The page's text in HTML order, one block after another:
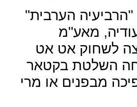
"הרביעיה הערבית"
מאע"מ
לשחוק אט אט
השלטת בקטאר
מבפנים או מרי